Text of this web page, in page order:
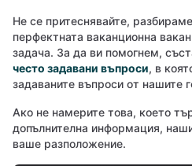
Не се притеснявайте,
перфектната ваканционна
задача. За да ви помогнем,
често задавани въпроси, в
задаваните въпроси от нашите
Ако не намерите това, което
допълнителна информация,
ваше разположение.